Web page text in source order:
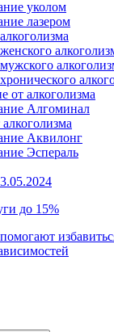
уколом
лазером
от алкоголизма
Алгоминал
Аквилонг
Эспераль
до 15%